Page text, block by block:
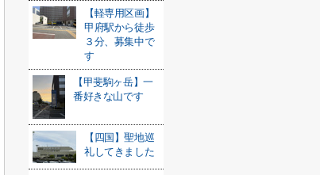
【軽専用区画】
甲府駅から徒歩
３分、募集中で
す
【甲斐駒ヶ岳】一
番好きな山です
【四国】聖地巡
礼してきました